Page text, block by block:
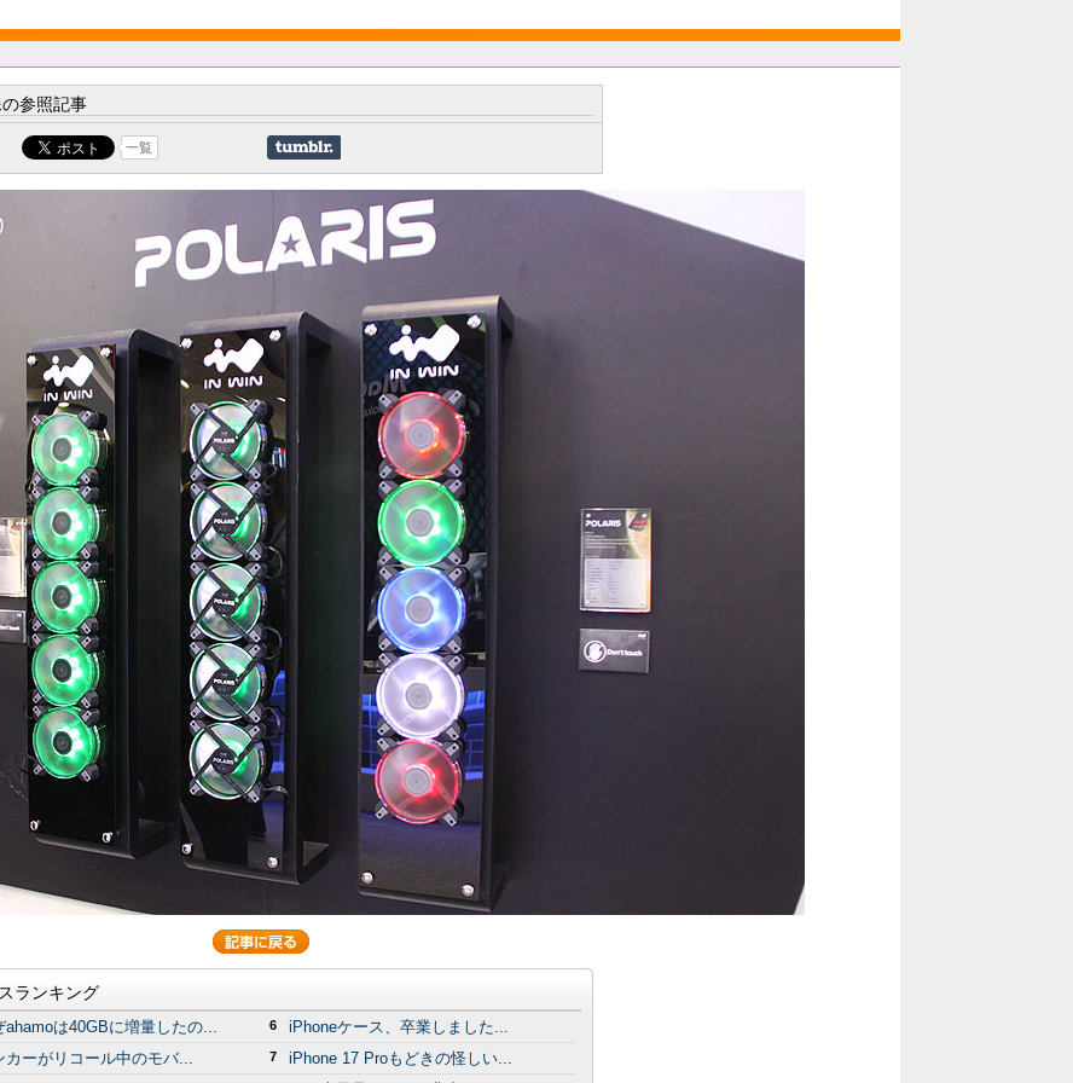
参照記事
一覧
ランキング
ahamoは40GBに増量したの...
カーがリコール中のモバ...
6 iPhoneケース、卒業しました...
7 iPhone 17 Proもどきの怪しい...